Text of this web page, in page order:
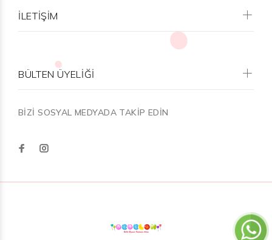
İLETİŞİM
BÜLTEN ÜYELİĞİ
BİZİ SOSYAL MEDYADA TAKİP EDİN